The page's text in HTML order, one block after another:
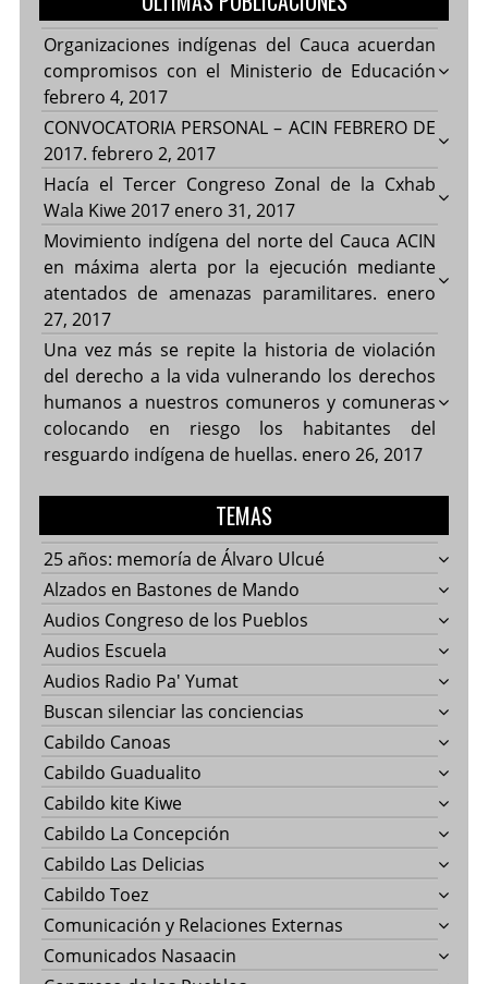
Organizaciones indígenas del Cauca acuerdan
compromisos con el Ministerio de Educación
febrero 4, 2017
CONVOCATORIA PERSONAL – ACIN FEBRERO DE
2017. febrero 2, 2017
Hacía el Tercer Congreso Zonal de la Cxhab
Wala Kiwe 2017 enero 31, 2017
Movimiento indígena del norte del Cauca ACIN
en máxima alerta por la ejecución mediante
atentados de amenazas paramilitares. enero
27, 2017
Una vez más se repite la historia de violación
del derecho a la vida vulnerando los derechos
humanos a nuestros comuneros y comuneras
colocando en riesgo los habitantes del
resguardo indígena de huellas. enero 26, 2017
TEMAS
25 años: memoría de Álvaro Ulcué
Alzados en Bastones de Mando
Audios Congreso de los Pueblos
Audios Escuela
Audios Radio Pa' Yumat
Buscan silenciar las conciencias
Cabildo Canoas
Cabildo Guadualito
Cabildo kite Kiwe
Cabildo La Concepción
Cabildo Las Delicias
Cabildo Toez
Comunicación y Relaciones Externas
Comunicados Nasaacin